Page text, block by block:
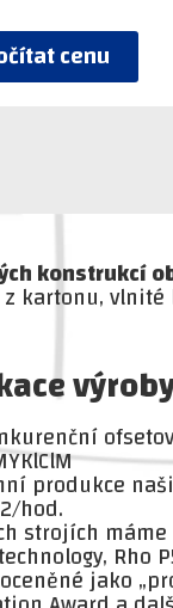
cenu
konstrukcí
kartonu,
produkce
hod.
strojích
Rho
jako